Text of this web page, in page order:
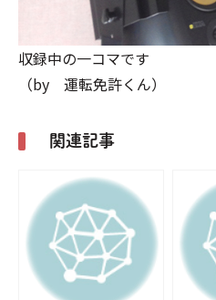
収録中の一コマです
（by 運転免許くん）
関連記事